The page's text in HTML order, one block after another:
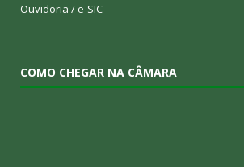
Ouvidoria / e-SIC
COMO CHEGAR NA CÂMARA